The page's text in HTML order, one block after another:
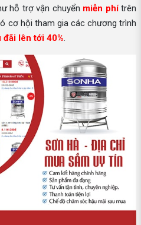
hỗ trợ vận chuyển miễn phítrên
cơ hội tham gia các chương trình
lên tới 40%.